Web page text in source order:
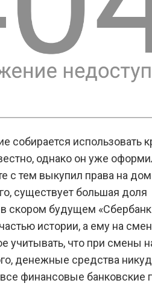
собирается использовать
однако он уже
с тем выкупил права на
существует большая доля
скором будущем
истории, а ему на
учитывать, что при смены
денежные средства
финансовые банковские